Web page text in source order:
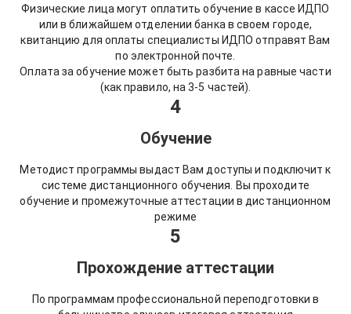
Физические лица могут оплатить обучение в кассе ИДПО
или в ближайшем отделении банка в своем городе,
квитанцию для оплаты специалисты ИДПО отправят Вам
по электронной почте.
Оплата за обучение может быть разбита на равные части
(как правило, на 3-5 частей).
4
Обучение
Методист программы выдаст Вам доступы и подключит к
системе дистанционного обучения. Вы проходите
обучение и промежуточные аттестации в дистанционном
режиме
5
Прохождение аттестации
По программам профессиональной переподготовки в